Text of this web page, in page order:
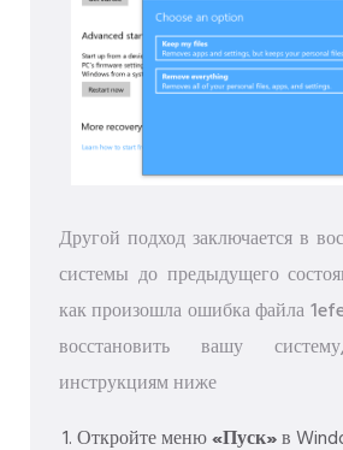
Другой подход заключается в
системы до предыдущего
как произошла ошибка файла
восстановить вашу
инструкциям ниже
Откройте меню«Пуск»в